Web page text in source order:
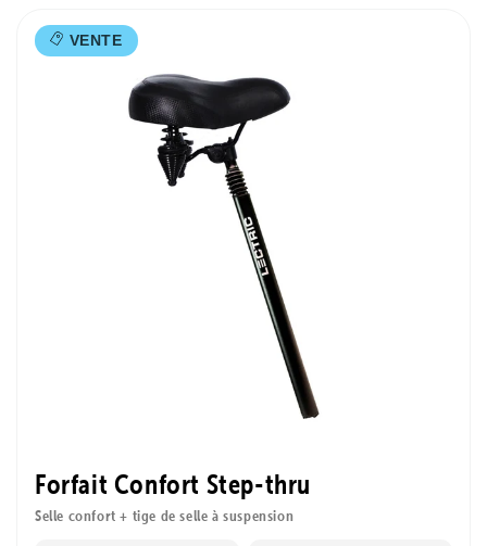
VENTE
Forfait Confort Step-thru
Selle confort + tige de selle à suspension